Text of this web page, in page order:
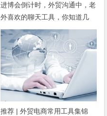
进博会倒计时，外贸沟通中，老
外喜欢的聊天工具，你知道几
种？
推荐 | 外贸电商常用工具集锦